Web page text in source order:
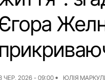
ЧЕР, 2026 - 09:00 ЮЛІЯ